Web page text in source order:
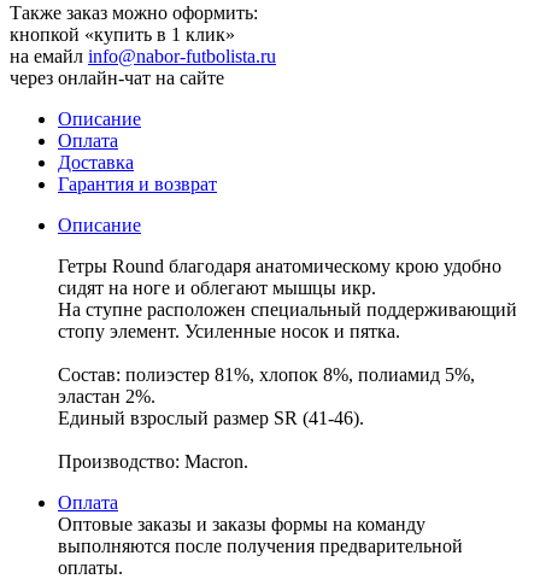
Также заказ можно оформить:
кнопкой «купить в 1 клик»
на емайл info@nabor-futbolista.ru
через онлайн-чат на сайте
Описание
Оплата
Доставка
Гарантия и возврат
Описание
Гетры Round благодаря анатомическому крою удобно
сидят на ноге и облегают мышцы икр.
На ступне расположен специальный поддерживающий
стопу элемент. Усиленные носок и пятка.
Состав: полиэстер 81%, хлопок 8%, полиамид 5%,
эластан 2%.
Единый взрослый размер SR (41-46).
Производство: Macron.
Оплата
Оптовые заказы и заказы формы на команду
выполняются после получения предварительной
оплаты.